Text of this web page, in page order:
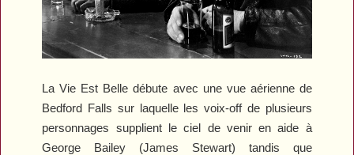
La Vie Est Belle débute avec une vue aérienne de
Bedford Falls sur laquelle les voix-off de plusieurs
personnages supplient le ciel de venir en aide à
George Bailey (James Stewart) tandis que